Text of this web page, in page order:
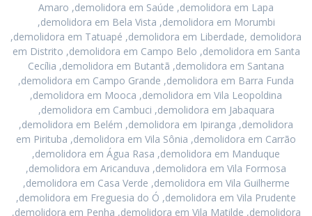
Amaro ,demolidora em Saúde ,demolidora em Lapa
,demolidora em Bela Vista ,demolidora em Morumbi
,demolidora em Tatuapé ,demolidora em Liberdade, demolidora
em Distrito ,demolidora em Campo Belo ,demolidora em Santa
Cecília ,demolidora em Butantã ,demolidora em Santana
,demolidora em Campo Grande ,demolidora em Barra Funda
,demolidora em Mooca ,demolidora em Vila Leopoldina
,demolidora em Cambuci ,demolidora em Jabaquara
,demolidora em Belém ,demolidora em Ipiranga ,demolidora
em Pirituba ,demolidora em Vila Sônia ,demolidora em Carrão
,demolidora em Água Rasa ,demolidora em Manduque
,demolidora em Aricanduva ,demolidora em Vila Formosa
,demolidora em Casa Verde ,demolidora em Vila Guilherme
,demolidora em Freguesia do Ó ,demolidora em Vila Prudente
,demolidora em Penha ,demolidora em Vila Matilde ,demolidora